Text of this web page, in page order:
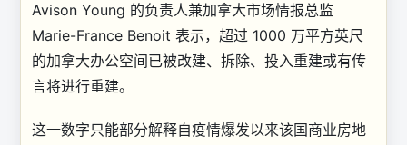
Avison Young 的负责人兼加拿大市场情报总监
Marie-France Benoit 表示，超过 1000 万平方英尺
的加拿大办公空间已被改建、拆除、投入重建或有传
言将进行重建。
这一数字只能部分解释自疫情爆发以来该国商业房地